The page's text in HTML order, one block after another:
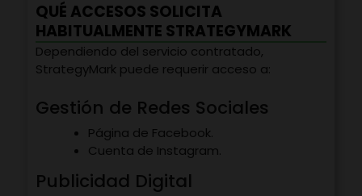
QUÉ ACCESOS SOLICITA
HABITUALMENTE STRATEGYMARK
Dependiendo del servicio contratado,
StrategyMark puede requerir acceso a:
Gestión de Redes Sociales
Página de Facebook.
Cuenta de Instagram.
Publicidad Digital